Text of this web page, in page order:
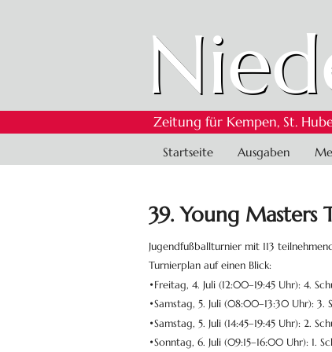
Zeitung für Kempen, St.
Navigation
überspringen
Startseite Ausgaben
39. Young Masters
Jugendfußballturnier mit 113
Turnierplan auf einen Blick:
•Freitag, 4. Juli (12:00–19:45 Uhr): 4.
•Samstag, 5. Juli (08:00–13:30 Uhr): 3.
•Samstag, 5. Juli (14:45–19:45 Uhr): 2.
•Sonntag, 6. Juli (09:15–16:00 Uhr): 1.